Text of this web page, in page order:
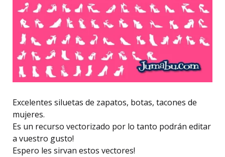
Excelentes siluetas de zapatos, botas, tacones de
mujeres.
Es un recurso vectorizado por lo tanto podrán editar
a vuestro gusto!
Espero les sirvan estos vectores!